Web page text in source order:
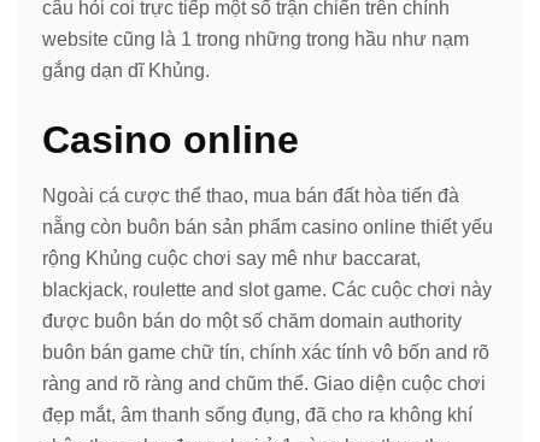
câu hỏi coi trực tiếp một số trận chiến trên chính
website cũng là 1 trong những trong hầu như nạm
gắng dạn dĩ Khủng.
Casino online
Ngoài cá cược thể thao, mua bán đất hòa tiến đà
nẵng còn buôn bán sản phẩm casino online thiết yếu
rộng Khủng cuộc chơi say mê như baccarat,
blackjack, roulette and slot game. Các cuộc chơi này
được buôn bán do một số chăm domain authority
buôn bán game chữ tín, chính xác tính vô bốn and rõ
ràng and rõ ràng and chũm thể. Giao diện cuộc chơi
đẹp mắt, âm thanh sống đụng, đã cho ra không khí